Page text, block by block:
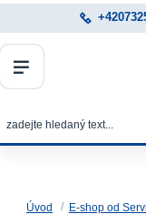
Úvod E-shop od